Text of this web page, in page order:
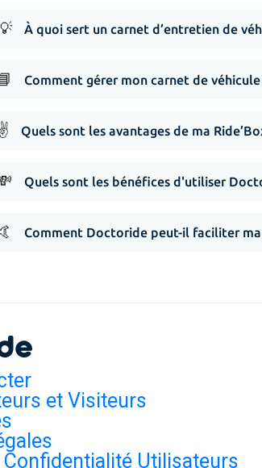
À quoi sert un carnet d’entretien de
Comment gérer mon carnet de
Quels sont les avantages de ma
Quels sont les bénéfices d'utiliser
Comment Doctoride peut-il faciliter
et Visiteurs
Confidentialité Utilisateurs